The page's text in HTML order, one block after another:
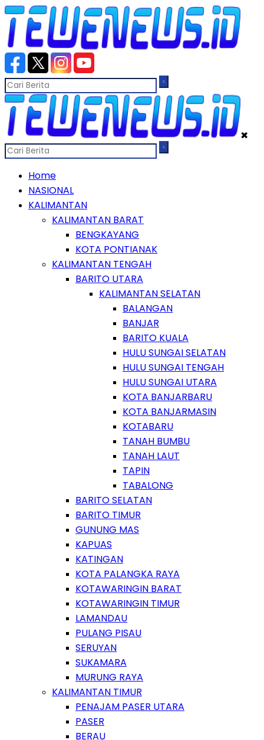
✖
Home
NASIONAL
KALIMANTAN
KALIMANTAN BARAT
BENGKAYANG
KOTA PONTIANAK
KALIMANTAN TENGAH
BARITO UTARA
KALIMANTAN SELATAN
BALANGAN
BANJAR
BARITO KUALA
HULU SUNGAI SELATAN
HULU SUNGAI TENGAH
HULU SUNGAI UTARA
KOTA BANJARBARU
KOTA BANJARMASIN
KOTABARU
TANAH BUMBU
TANAH LAUT
TAPIN
TABALONG
BARITO SELATAN
BARITO TIMUR
GUNUNG MAS
KAPUAS
KATINGAN
KOTA PALANGKA RAYA
KOTAWARINGIN BARAT
KOTAWARINGIN TIMUR
LAMANDAU
PULANG PISAU
SERUYAN
SUKAMARA
MURUNG RAYA
KALIMANTAN TIMUR
PENAJAM PASER UTARA
PASER
BERAU